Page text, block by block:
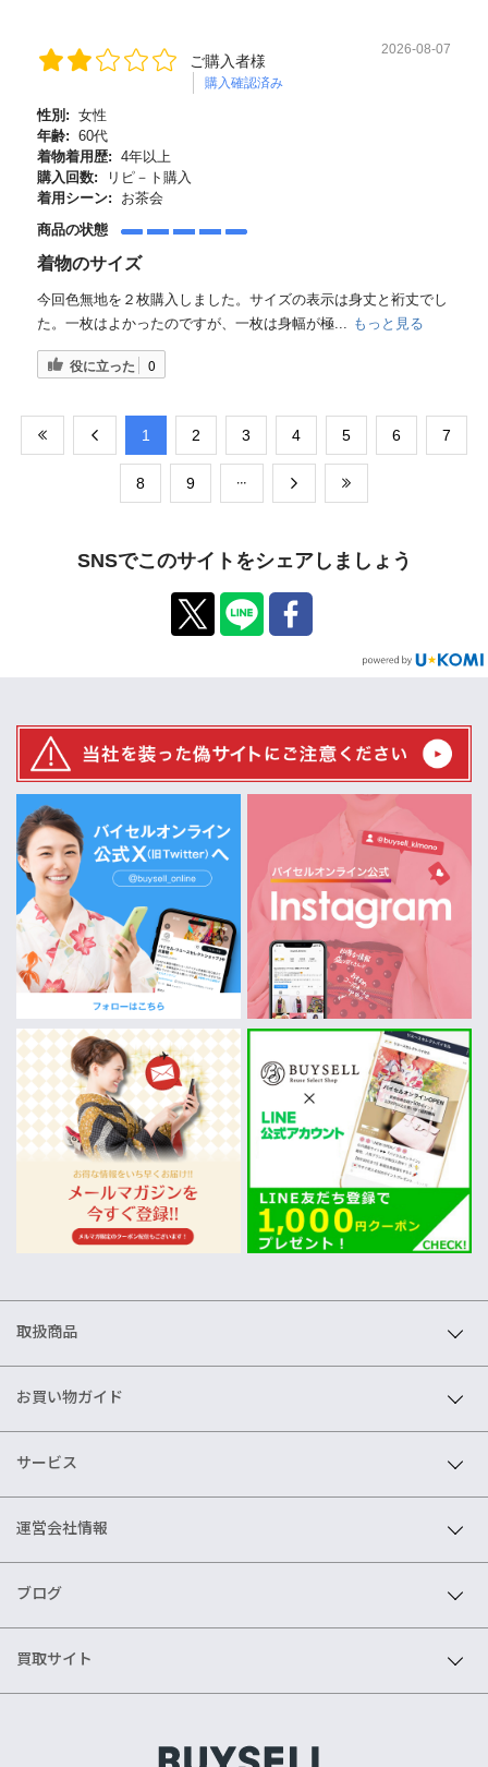
ご購入者様
購入確認済み
2026-08-07
性別: 女性
年齢: 60代
着物着用歴: 4年以上
購入回数:
リピ－ト購入
着用シーン:
お茶会
商品の状態
着物のサイズ
今回色無地を２枚購入しました。サイズの表示は身丈と裄丈でし
た。一枚はよかったのですが、一枚は身幅が極... もっと見る
役に立った 0
​1 ​2 ​3 ​4 ​5 ​6 ​7
​8 ​9
SNSでこのサイトをシェアしましょう
取扱商品
お買い物ガイド
サービス
運営会社情報
ブログ
買取サイト